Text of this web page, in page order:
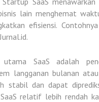
lain menghemat
efisiensi.
utama SaaS adalah
langganan bulanan
stabil dan dapat
relatif lebih rendah